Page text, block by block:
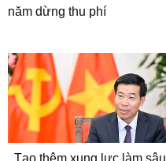
năm dừng thu phí